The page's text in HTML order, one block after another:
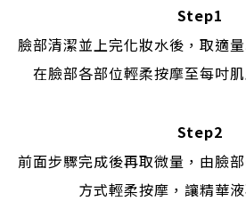
Step1
臉部清潔並上完化妝水後，取適
在臉部各部位輕柔按摩至每吋
Step2
前面步驟完成後再取微量，由臉
方式輕柔按摩，讓精華